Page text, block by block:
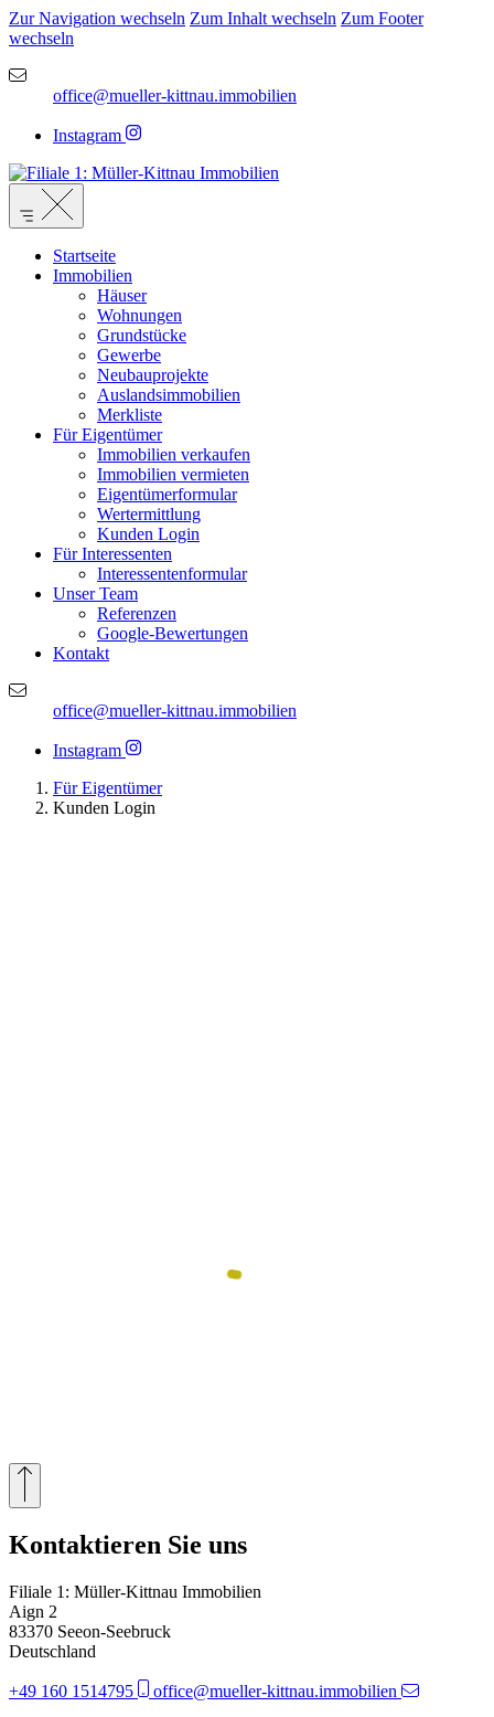
Zur Navigation wechseln Zum Inhalt wechseln Zum Footer
wechseln
office@mueller-kittnau.immobilien
Instagram
Startseite
Immobilien
Häuser
Wohnungen
Grundstücke
Gewerbe
Neubauprojekte
Auslandsimmobilien
Merkliste
Für Eigentümer
Immobilien verkaufen
Immobilien vermieten
Eigentümerformular
Wertermittlung
Kunden Login
Für Interessenten
Interessentenformular
Unser Team
Referenzen
Google-Bewertungen
Kontakt
office@mueller-kittnau.immobilien
Instagram
Für Eigentümer
Kunden Login
Kontaktieren Sie uns
Filiale 1: Müller-Kittnau Immobilien
Aign 2
83370 Seeon-Seebruck
Deutschland
+49 160 1514795
office@mueller-kittnau.immobilien